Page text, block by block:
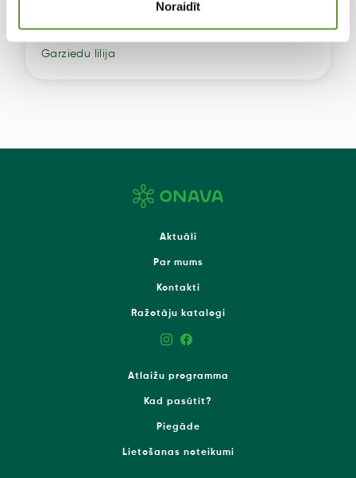
Noraidīt
Lilium LF Watch Up
Garziedu lilija
Aktuāli
Par mums
Kontakti
Ražotāju katalogi
Atlaižu programma
Kad pasūtīt?
Piegāde
Lietošanas noteikumi